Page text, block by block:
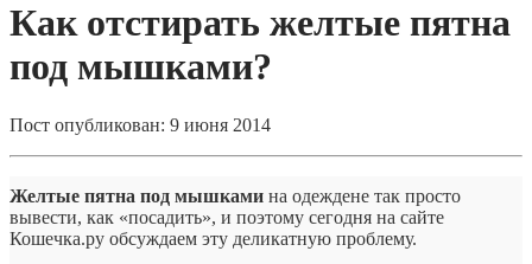
Как отстирать желтые пятна
под мышками?
Пост опубликован: 9 июня 2014
Желтые пятна под мышками на одеждене так просто
вывести, как «посадить», и поэтому сегодня на сайте
Кошечка.ру обсуждаем эту деликатную проблему.